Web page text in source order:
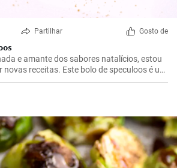
Partilhar Gosto de
e amante dos sabores natalícios, estou
receitas. Este bolo de speculoos é um
o sabor clássico das bolachas
Não é apenas um favorito da minha